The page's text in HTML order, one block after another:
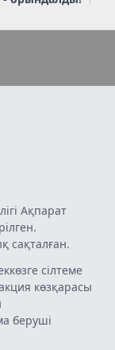
Ақпарат
сақталған.
сілтеме
көзқарасы
беруші